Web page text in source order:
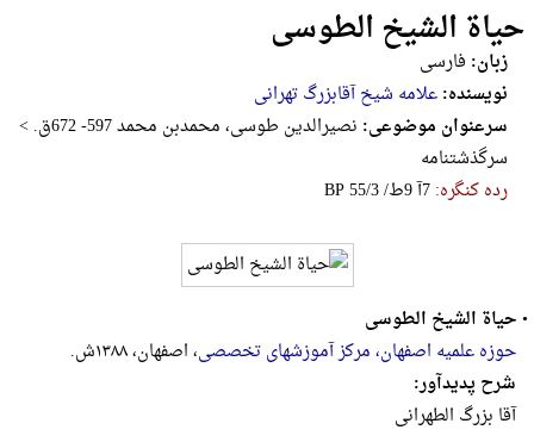
حیاة الشیخ الطوسی
زبان: فارسی
نویسنده:علامه شیخ آقابزرگ تهرانی
سرعنوان موضوعی:
نصیرالدین طوسی، محمدبن محمد 597- 672ق. >
س‍رگ‍ذش‍ت‍ن‍ام‍ه‌
رده کنگره:‎B‎P‎ ‎5‎5‎/‎3‎ ‎/‎ط‎9‎ ‎آ‎7
•حیاة الشیخ الطوسی
حوزه علمیه اصفهان، مرکز آموزشهای تخصصی، اصفهان، ۱۳۸۸ش.
شرح پدیدآور:
آقا بزرگ الطهرانی